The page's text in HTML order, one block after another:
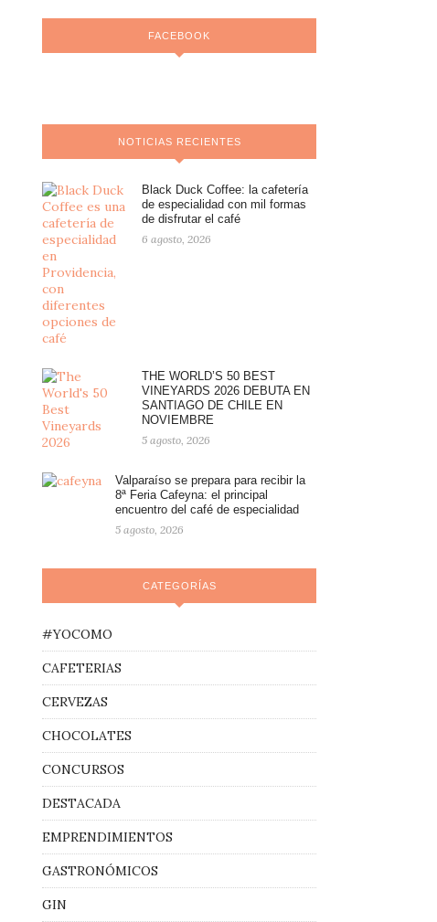
FACEBOOK
NOTICIAS RECIENTES
Black Duck Coffee: la cafetería
de especialidad con mil formas
de disfrutar el café
6 agosto, 2026
THE WORLD’S 50 BEST
VINEYARDS 2026 DEBUTA EN
SANTIAGO DE CHILE EN
NOVIEMBRE
5 agosto, 2026
Valparaíso se prepara para recibir la
8ª Feria Cafeyna: el principal
encuentro del café de especialidad
5 agosto, 2026
CATEGORÍAS
#YOCOMO
CAFETERIAS
CERVEZAS
CHOCOLATES
CONCURSOS
DESTACADA
EMPRENDIMIENTOS
GASTRONÓMICOS
GIN